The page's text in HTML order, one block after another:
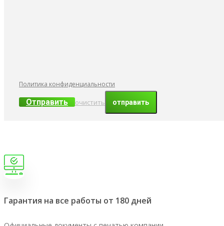
Политика конфиденциальности
Отправить очистить
Гарантия на все работы от 180 дней